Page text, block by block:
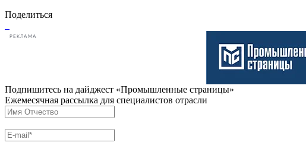
Поделиться
РЕКЛАМА
Подпишитесь на дайджест «Промышленные страницы»
Ежемесячная рассылка для специалистов отрасли